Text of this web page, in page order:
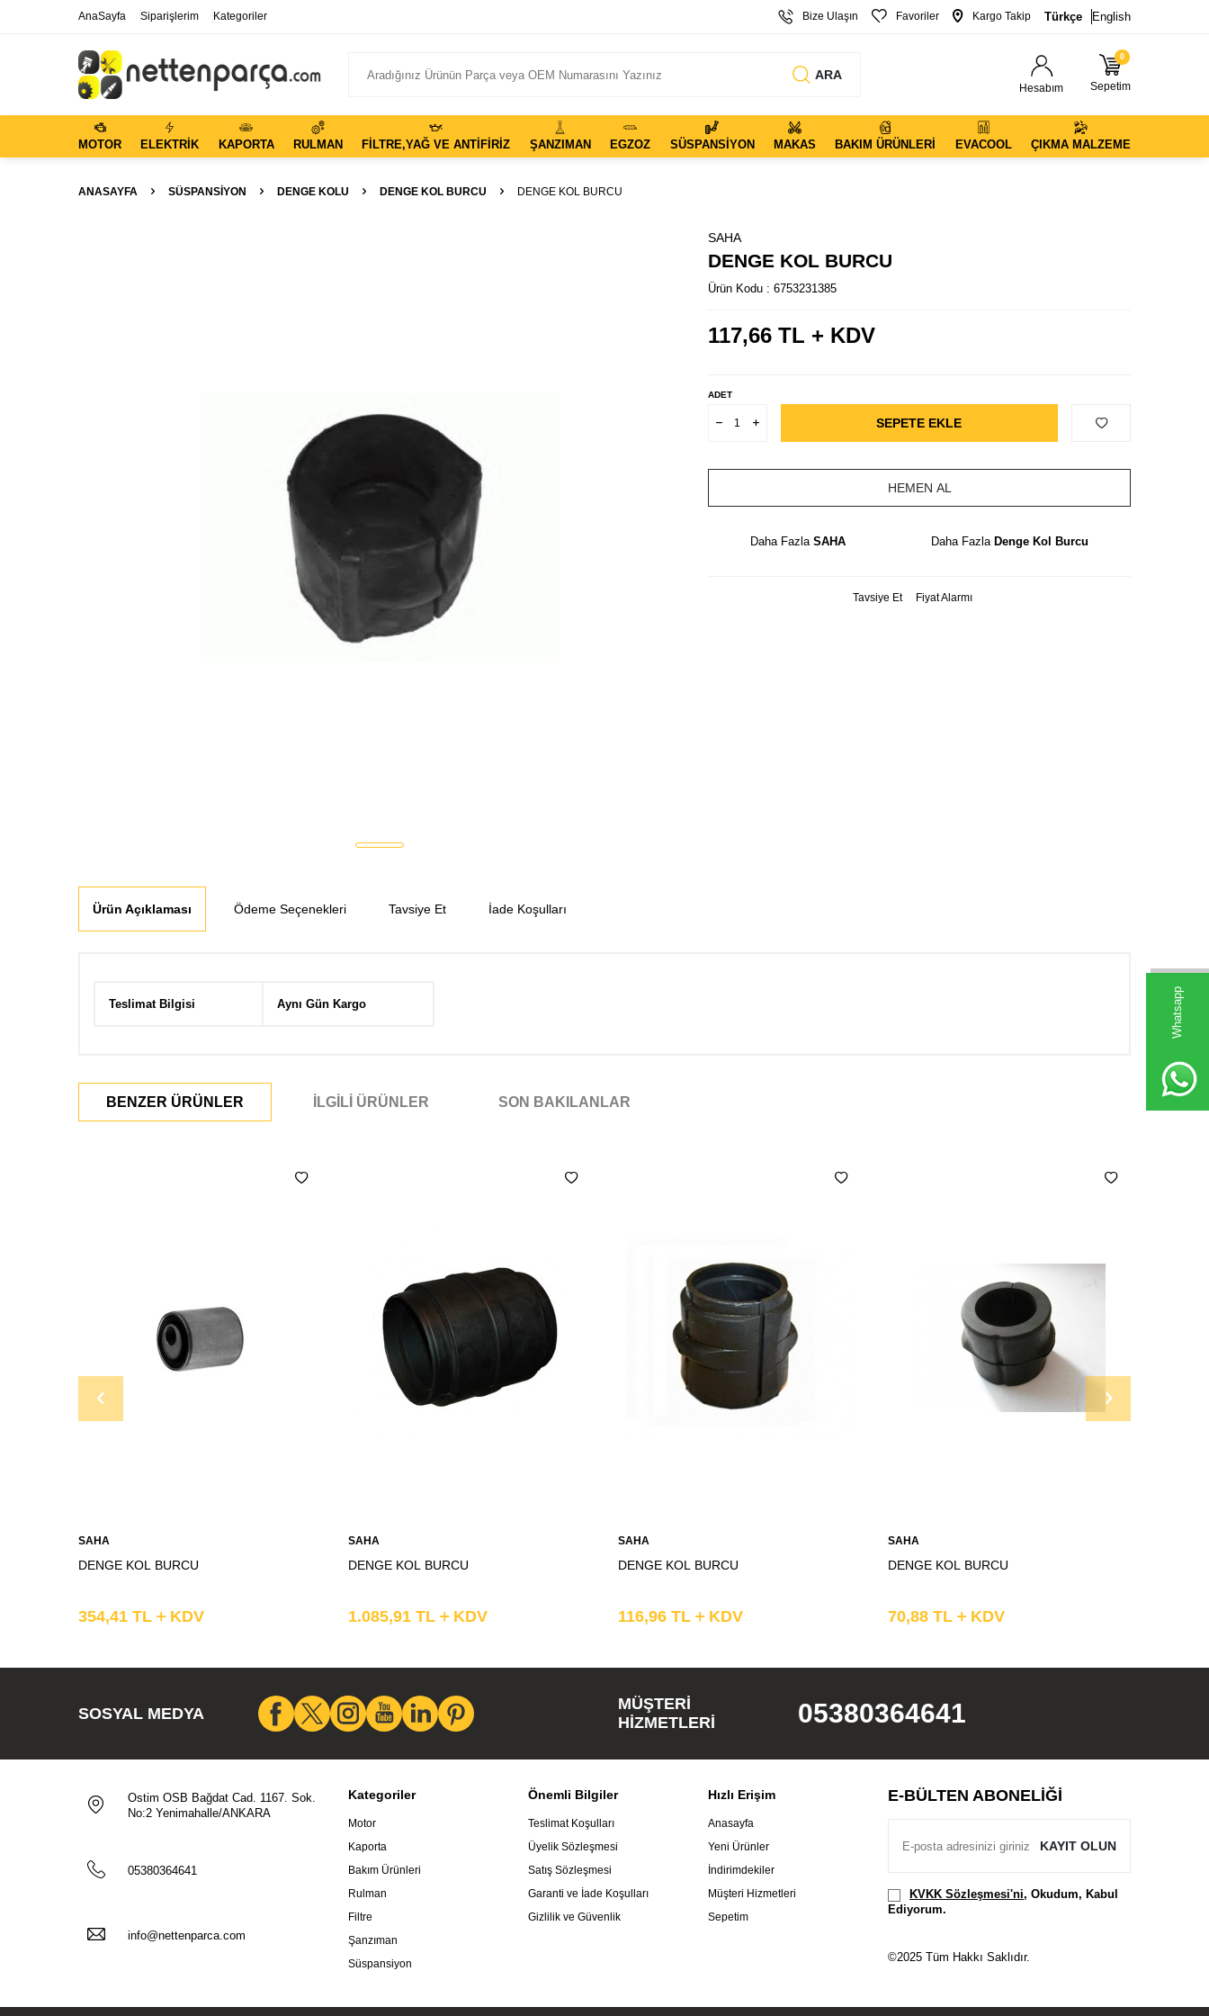
Whatsapp
AnaSayfa Siparişlerim Kategoriler Bize Ulaşın Favoriler Kargo Takip Türkçe English
ARA
Hesabım
0
Sepetim
MOTOR ELEKTRIK KAPORTA RULMAN FILTRE,YAĞ VE ANTIFIRIZ ŞANZIMAN EGZOZ SÜSPANSIYON MAKAS BAKIM ÜRÜNLERI EVACOOL ÇIKMA MALZEME
ANASAYFA SÜSPANSIYON DENGE KOLU DENGE KOL BURCU DENGE KOL BURCU
SAHA
DENGE KOL BURCU
Ürün Kodu : 6753231385
117,66 TL + KDV
ADET
SEPETE EKLE
HEMEN AL
Daha FazlaSAHA Daha Fazla Denge Kol Burcu
Tavsiye Et Fiyat Alarmı
Ürün Açıklaması Ödeme Seçenekleri Tavsiye Et İade Koşulları
Teslimat Bilgisi Aynı Gün Kargo
BENZER ÜRÜNLER İLGILI ÜRÜNLER SON BAKILANLAR
SAHA
DENGE KOL BURCU
354,41 TL KDV
SAHA
DENGE KOL BURCU
1.085,91 TL KDV
SAHA
DENGE KOL BURCU
116,96 TL KDV
SAHA
DENGE KOL BURCU
70,88 TL KDV
SOSYAL MEDYA
MÜŞTERI
HIZMETLERI
05380364641
Ostim OSB Bağdat Cad. 1167. Sok.
No:2 Yenimahalle/ANKARA
05380364641
info@nettenparca.com
Kategoriler
Motor
Kaporta
Bakım Ürünleri
Rulman
Filtre
Şanzıman
Süspansiyon
Önemli Bilgiler
Teslimat Koşulları
Üyelik Sözleşmesi
Satış Sözleşmesi
Garanti ve İade Koşulları
Gizlilik ve Güvenlik
Hızlı Erişim
Anasayfa
Yeni Ürünler
İndirimdekiler
Müşteri Hizmetleri
Sepetim
E-BÜLTEN ABONELIĞI
KAYIT OLUN
KVKK Sözleşmesi'ni, Okudum, Kabul
Ediyorum.
©2025 Tüm Hakkı Saklıdır.